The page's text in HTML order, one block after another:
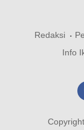
Redaksi
Info